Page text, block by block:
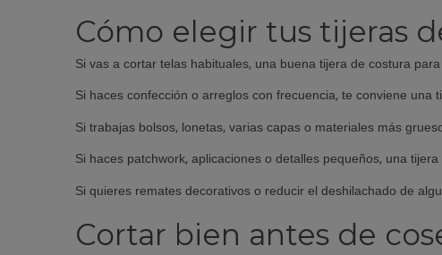
Cómo elegir tus tijeras
Si vas a cortar telas habituales, una buena tijera de costura
Si haces confección o arreglos con frecuencia, te conviene
Si trabajas bolsos, lonetas, varias capas o materiales más
Si haces patchwork, aplicaciones o detalles pequeños, una
Si quieres remates decorativos o reducir el deshilachado de
Cortar bien antes de